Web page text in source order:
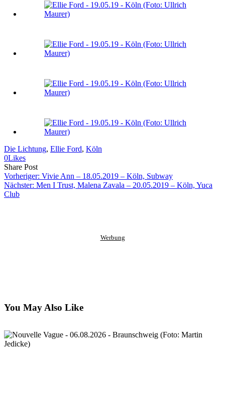
Die Lichtung, Ellie Ford, Köln
0Likes
Share PostShare
on
Facebook
Copy
URL
to
Send
Link
via
Vorheriger: Vivie Ann – 18.05.2019 – Köln, Subway
Nächster: Men I Trust, Malena Zavala – 20.05.2019 – Köln, Yuca
Club
Werbung
You May Also Like